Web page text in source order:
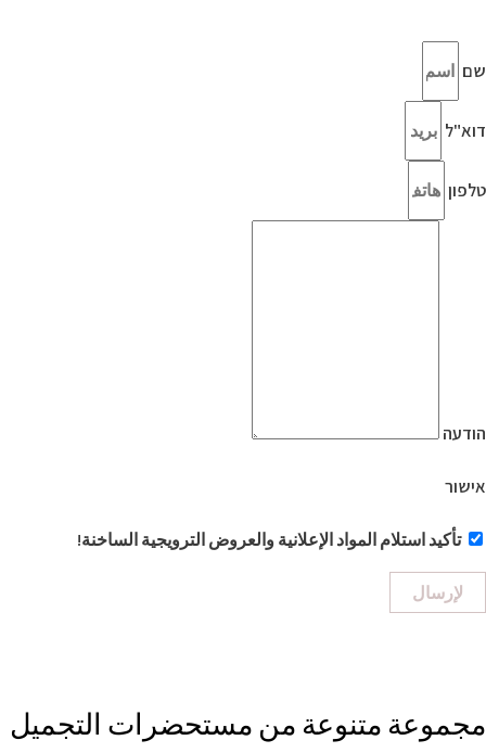
שם
דוא"ל
טלפון
הודעה
אישור
تأكيد استلام المواد الإعلانية والعروض الترويجية الساخنة!
لإرسال
مجموعة متنوعة من مستحضرات التجميل